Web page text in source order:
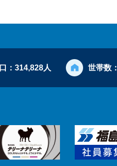
： 314,828人 世帯数：